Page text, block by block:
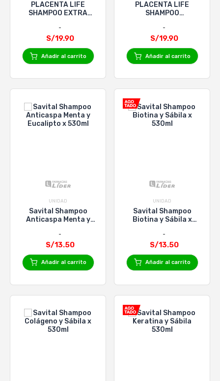
PLACENTA LIFE
SHAMPOO EXTRA
400mL
S/19.90
Añadir al carrito
PLACENTA LIFE
SHAMPOO
INTENSA x 400mL
S/19.90
Añadir al carrito
UNIDAD
Savital Shampoo
Anticaspa Menta y
S/13.50
Añadir al carrito
UNIDAD
Savital Shampoo
Biotina y Sábila x
S/13.50
Añadir al carrito